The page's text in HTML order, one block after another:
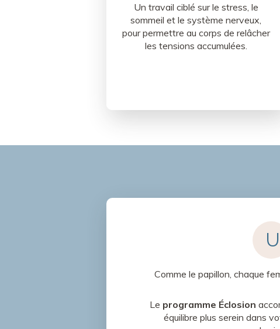
Un travail ciblé sur le stress, le
sommeil et le système nerveux,
pour permettre au corps de relâcher
les tensions accumulées.
Comme le papillon, chaque
Le programme Éclosion
équilibre plus serein dans